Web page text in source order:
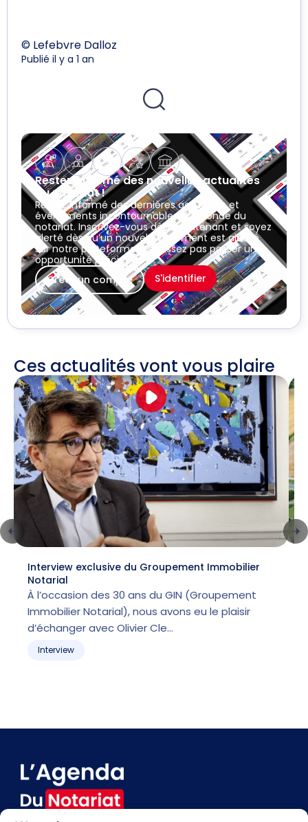
© Lefebvre Dalloz
Publié il y a 1 an
Restez informé des nouvelles actualités
du notariat !
Restez informé des dernières actualités et
événements incontournables du monde du
notariat. Inscrivez-vous dès maintenant et soyez
alerté dès qu’un nouvel événement est ajouté
sur notre plateforme. Ne laissez pas passer une
opportunité précieuse !
Créer un compte
S'identifier
Ces actualités vont vous plaire
Interview exclusive du Groupement Immobilier
Notarial
À l’occasion des 30 ans du GIN (Groupement
Immobilier Notarial), nous avons eu le plaisir
d’échanger avec Olivier Cle…
Interview